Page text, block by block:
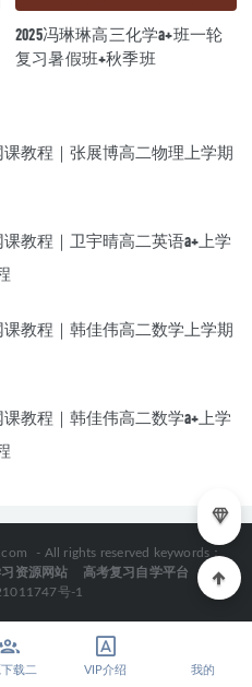
2025冯琳琳高三化学a+班一轮
复习暑假班+秋季班
课教程｜张展博高二物理上学期
课教程｜卫宇晴高二英语a+上学
课教程｜韩佳伟高二数学上学期
课教程｜韩佳伟高二数学a+上学
- All rights reserved keywords：
资源网站
高考复习自学平台
号-1
载二 VIP介绍 我的